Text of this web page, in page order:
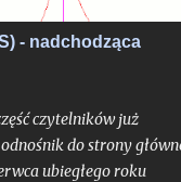
- nadchodząca
czytelników już
do strony
ubiegłego roku